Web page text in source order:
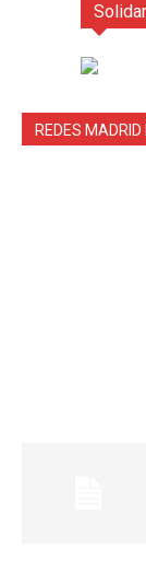
REDES MADRID